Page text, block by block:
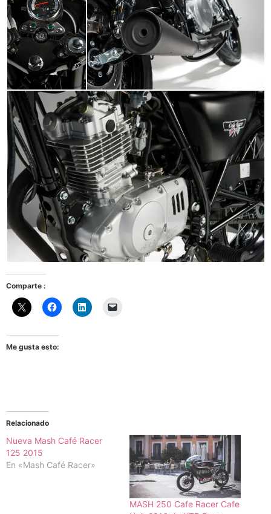
Comparte :
Me gusta esto:
Relacionado
Nueva Mash Café Racer
125 2015
En «Mash Café Racer»
MASH 250 Cafe Racer Cafe